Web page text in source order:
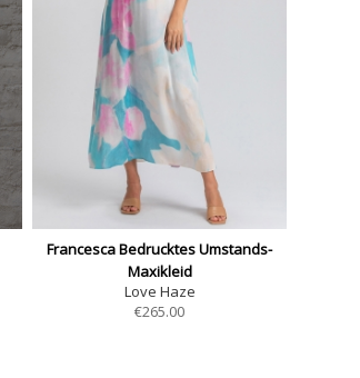
Francesca Bedrucktes Umstands-
Maxikleid
Love Haze
€265.00